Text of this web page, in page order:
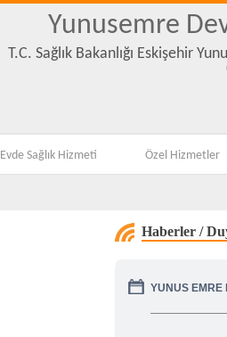
Yunusemre
T.C. Sağlık Bakanlığı Eskişehir
Evde Sağlık Hizmeti Özel Hizmetler
Haberler /
YUNUS